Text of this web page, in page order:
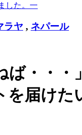
した。一
ラヤ , ネパール
ば・・
を届けた